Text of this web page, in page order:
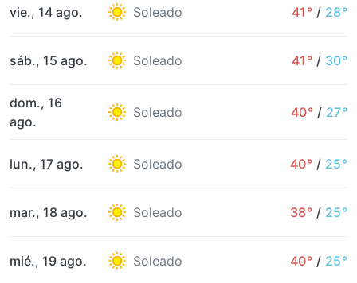
vie., 14 ago. Soleado 41° / 28°
sáb., 15 ago. Soleado 41° / 30°
dom., 16
ago.
Soleado 40° / 27°
lun., 17 ago. Soleado 40° / 25°
mar., 18 ago. Soleado 38° / 25°
mié., 19 ago. Soleado 40° / 25°